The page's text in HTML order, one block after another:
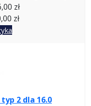
zł
zł
2 dla 16.0